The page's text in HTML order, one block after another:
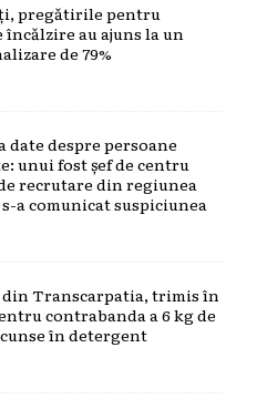
pregătirile pentru
încălzire au ajuns la un
de 79%
date despre persoane
unui fost șef de centru
recrutare din regiunea
a comunicat suspiciunea
Transcarpatia, trimis în
contrabanda a 6 kg de
în detergent